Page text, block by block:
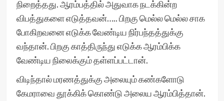
நிறைத்தது. ஆரம்பத்தில் அதுவாக நடக்கின்ற
விபத்துகளை எடுத்தவன்….. பிறகு மெல்ல மெல்ல சாக
போகிறவனை எடுக்க வேண்டிய நிர்பந்தத்துக்கு
வந்தான். பிறகு காத்திருந்து எடுக்க ஆரம்பிக்க
வேண்டிய நிலைக்கும் தள்ளப்பட்டான்.
விடிந்தால் மரணத்துக்கு அலையும் கண்களோடு
கேமராவை தூக்கிக் கொண்டு அலைய ஆரம்பித்தான்.